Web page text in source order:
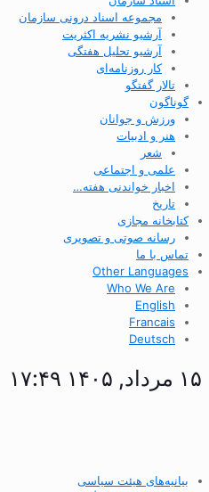
مجموعه اسناد درونی سازمان
آرشیو نشریه اکثریت
آرشیو تحلیل هفتگی
کار روزنامه‌ای
تالار گفتگو
گوناگون
ورزش و جوانان
هنر و ادبیات
شعر
علمی و اجتماعی
اخبار خواندنی هفته…
تاریخ
کتابخانه مجازی
رسانه صوتی و تصویری
تماس با ما
Other Languages
Who We Are
English
Francais
Deutsch
۱۵ مرداد, ۱۴۰۵ ۱۷:۴۹
بیانیه‌های هیئت سیاسی